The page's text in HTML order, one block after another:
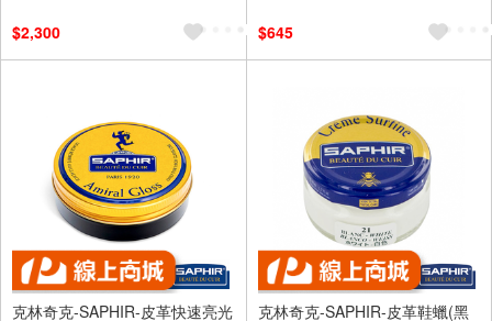
$2,300 $645
克林奇克-SAPHIR-皮革快速亮光
克林奇克-SAPHIR-皮革鞋蠟(黑